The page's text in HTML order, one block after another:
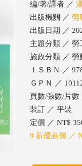
編/著/譯者 ／
出版機關 ／ 勞
出版日期 ／
主題分類 ／ 勞
施政分類 ／ 勞
ＩＳＢＮ ／
ＧＰＮ ／
頁數/張數/片數
裝訂 ／ 平裝
定價 ／ NT$
9 折優惠價 ／